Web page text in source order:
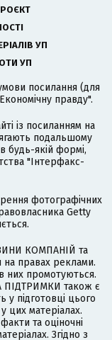
УП
УП
посилання (для
правду".
із посиланням на
подальшому
будь-якій формі,
"Інтерфакс-
фотографічних
Getty
КОМПАНІЙ та
правах реклами.
них промотуються.
ПІДТРИМКИ також є
у підготовці цього
цих матеріалах.
та оціночні
Згідно з